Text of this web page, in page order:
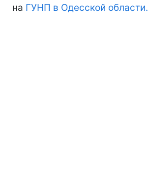
на ГУНП в Одесской области.